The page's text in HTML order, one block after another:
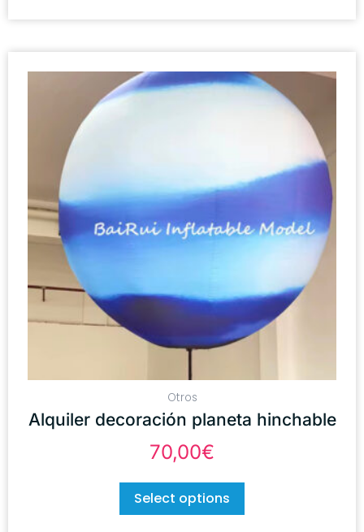
Otros
Alquiler decoración planeta hinchable
70,00€
Select options